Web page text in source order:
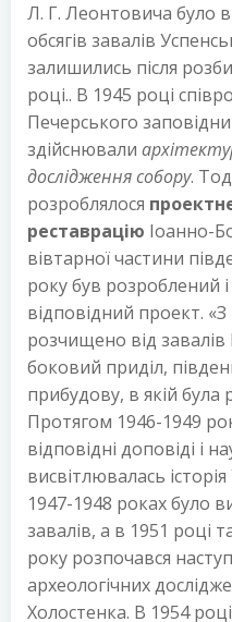
Л. Г. Леонтовича було
обсягів завалів
залишились після
році.. В 1945 році
Печерського
здійснювали
дослідження собору.
розроблялося
реставрацію Іоанно-
вівтарної частини
року був розроблений
відповідний проект.
розчищено від
боковий приділ,
прибудову, в якій
Протягом 1946-1949
відповідні доповіді і
висвітлювалась
1947-1948 роках було
завалів, а в 1951 році
року розпочався
археологічних
Холостенка. В 1954